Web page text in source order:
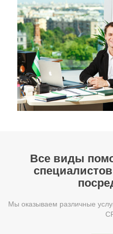
Все виды
Мы оказываем различные